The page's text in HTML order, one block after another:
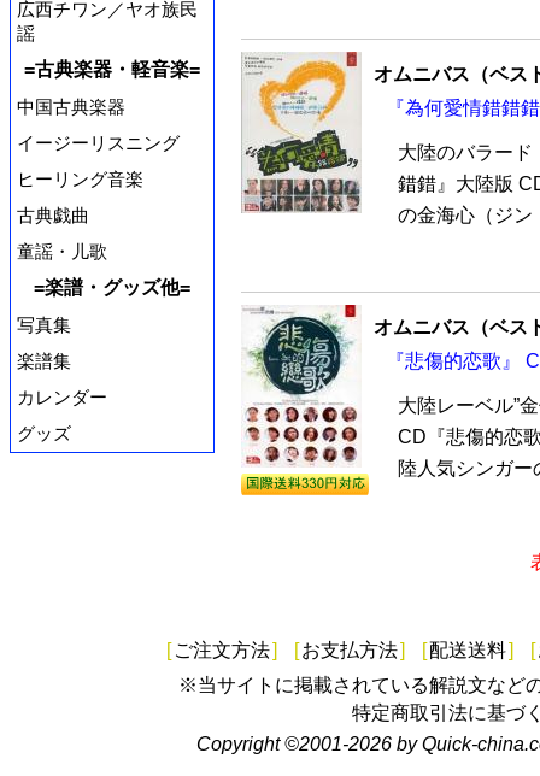
広西チワン／ヤオ族民
謡
=古典楽器・軽音楽=
中国古典楽器
イージーリスニング
ヒーリング音楽
古典戯曲
童謡・儿歌
=楽譜・グッズ他=
写真集
楽譜集
カレンダー
グッズ
オムニバス（ベス
『為何愛情錯錯
大陸のバラード
錯錯』大陸版
の金海心（ジン
オムニバス（ベス
『悲傷的恋歌』
大陸レーベル”
CD『悲傷的恋
陸人気シンガ
[ ご注文方法] [お支払方法] [配送送料] [
※当サイトに掲載されている解説文など
特定商取引法に基づ
Copyright ©2001-2026 by Quick-